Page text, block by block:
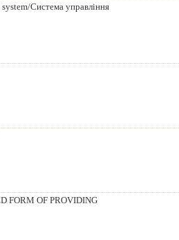
Система управління
FORM OF PROVIDING